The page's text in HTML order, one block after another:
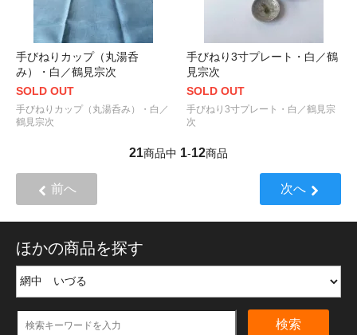
手びねりカップ（丸湯呑
み）・白／鶴見宗次
SOLD OUT
手びねりカップ（丸湯呑み）・白／
鶴見宗次
手びねり3寸プレート・白／鶴
見宗次
SOLD OUT
手びねり3寸プレート・白／鶴見宗
次
21商品中 1-12商品
前へ 次へ
ほかの商品を探す
検索